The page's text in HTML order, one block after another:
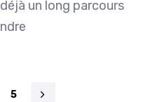
un long parcours
5